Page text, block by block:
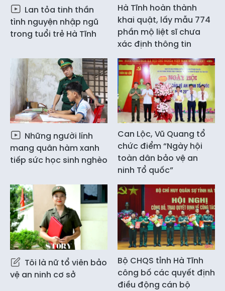
Lan tỏa tinh thần
tình nguyện nhập ngũ
trong tuổi trẻ Hà Tĩnh
Hà Tĩnh hoàn thành
khai quật, lấy mẫu 774
phần mộ liệt sĩ chưa
xác định thông tin
Những người lính
mang quân hàm xanh
tiếp sức học sinh nghèo
Can Lộc, Vũ Quang tổ
chức điểm “Ngày hội
toàn dân bảo vệ an
ninh Tổ quốc”
Tôi là nữ tổ viên bảo
vệ an ninh cơ sở
Bộ CHQS tỉnh Hà Tĩnh
công bố các quyết định
điều động cán bộ